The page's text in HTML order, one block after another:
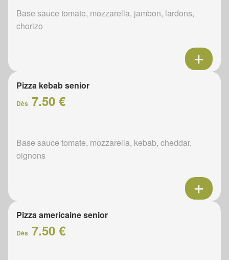
Base sauce tomate, mozzarella, jambon, lardons,
chorizo
Pizza kebab senior
Dès 7.50 €
Base sauce tomate, mozzarella, kebab, cheddar,
oignons
Pizza americaine senior
Dès 7.50 €